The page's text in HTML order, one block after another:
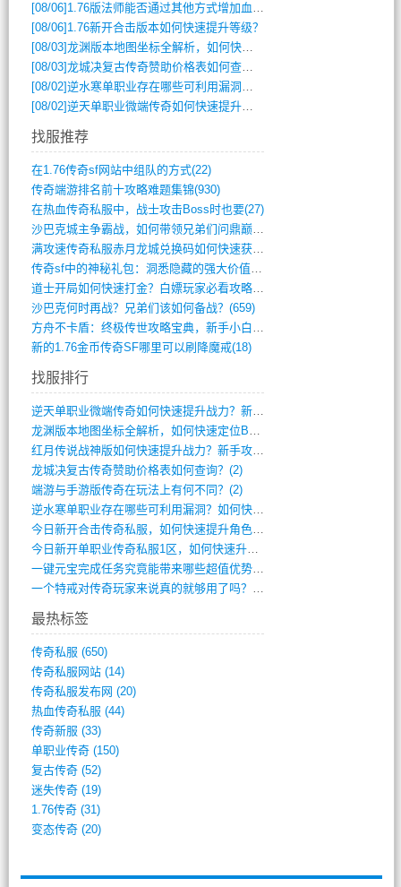
[08/06] 1.76版法师能否通过其他方式增加血量？
[08/06] 1.76新开合击版本如何快速提升等级？
[08/03]龙渊版本地图坐标全解析，如何快速定位BOSS位置？
[08/03]龙城决复古传奇赞助价格表如何查询？
[08/02]逆水寒单职业存在哪些可利用漏洞？如何快速提升战力？
[08/02]逆天单职业微端传奇如何快速提升战力？新手必看攻略
找服推荐
在1.76传奇sf网站中组队的方式(22)
传奇端游排名前十攻略难题集锦(930)
在热血传奇私服中，战士攻击Boss时也要(27)
沙巴克城主争霸战，如何带领兄弟们问鼎巅峰(565)
满攻速传奇私服赤月龙城兑换码如何快速获取(676)
传奇sf中的神秘礼包：洞悉隐藏的强大价值(427)
道士开局如何快速打金？白嫖玩家必看攻略(5)
沙巴克何时再战？兄弟们该如何备战？(659)
方舟不卡盾：终极传世攻略宝典，新手小白逆(495)
新的1.76金币传奇SF哪里可以刷降魔戒(18)
找服排行
逆天单职业微端传奇如何快速提升战力？新手(4)
龙渊版本地图坐标全解析，如何快速定位BO(3)
红月传说战神版如何快速提升战力？新手攻略(3)
龙城决复古传奇赞助价格表如何查询？(2)
端游与手游版传奇在玩法上有何不同？(2)
逆水寒单职业存在哪些可利用漏洞？如何快速(1)
今日新开合击传奇私服，如何快速提升角色战(0)
今日新开单职业传奇私服1区，如何快速升级(0)
一键元宝完成任务究竟能带来哪些超值优势？(0)
一个特戒对传奇玩家来说真的就够用了吗？(0)
最热标签
传奇私服 (650)
传奇私服网站(14)
传奇私服发布网 (20)
热血传奇私服 (44)
传奇新服 (33)
单职业传奇(150)
复古传奇(52)
迷失传奇(19)
1.76传奇(31)
变态传奇(20)